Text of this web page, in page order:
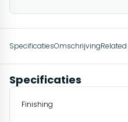
SpecificatiesOmschrijving
Specificaties
Finishing